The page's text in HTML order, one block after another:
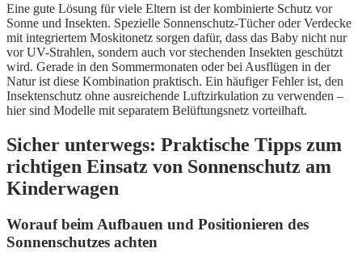
Eine gute Lösung für viele Eltern ist der kombinierte Schutz vor
Sonne und Insekten. Spezielle Sonnenschutz-Tücher oder Verdecke
mit integriertem Moskitonetz sorgen dafür, dass das Baby nicht nur
vor UV-Strahlen, sondern auch vor stechenden Insekten geschützt
wird. Gerade in den Sommermonaten oder bei Ausflügen in der
Natur ist diese Kombination praktisch. Ein häufiger Fehler ist, den
Insektenschutz ohne ausreichende Luftzirkulation zu verwenden –
hier sind Modelle mit separatem Belüftungsnetz vorteilhaft.
Sicher unterwegs: Praktische Tipps zum
richtigen Einsatz von Sonnenschutz am
Kinderwagen
Worauf beim Aufbauen und Positionieren des
Sonnenschutzes achten